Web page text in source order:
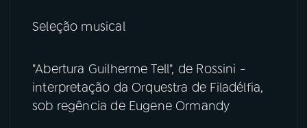
ACOMPANHE A RÁDIO MEC
Seleção musical
"Abertura Guilherme Tell", de Rossini -
interpretação da Orquestra de Filadélfia,
sob regência de Eugene Ormandy